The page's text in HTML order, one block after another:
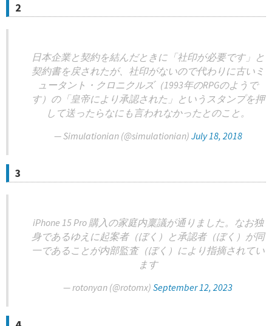
2
日本企業と契約を結んだときに「社印が必要です」と
契約書を戻されたが、社印がないので代わりに古いミ
ュータント・クロニクルズ（1993年のRPGのようで
す）の「皇帝により承認された」というスタンプを押
して送ったらなにも言われなかったとのこと。
— Simulationian (@simulationian) July 18, 2018
3
iPhone 15 Pro 購入の家庭内稟議が通りました。なお独
身であるゆえに起案者（ぼく）と承認者（ぼく）が同
一であることが内部監査（ぼく）により指摘されてい
ます
— rotonyan (@rotomx) September 12, 2023